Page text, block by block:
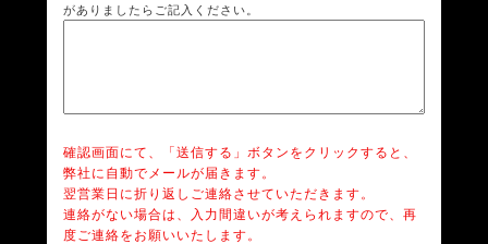
がありましたらご記入ください。
確認画面にて、「送信する」ボタンをクリックすると、
弊社に自動でメールが届きます。
翌営業日に折り返しご連絡させていただきます。
連絡がない場合は、入力間違いが考えられますので、再
度ご連絡をお願いいたします。